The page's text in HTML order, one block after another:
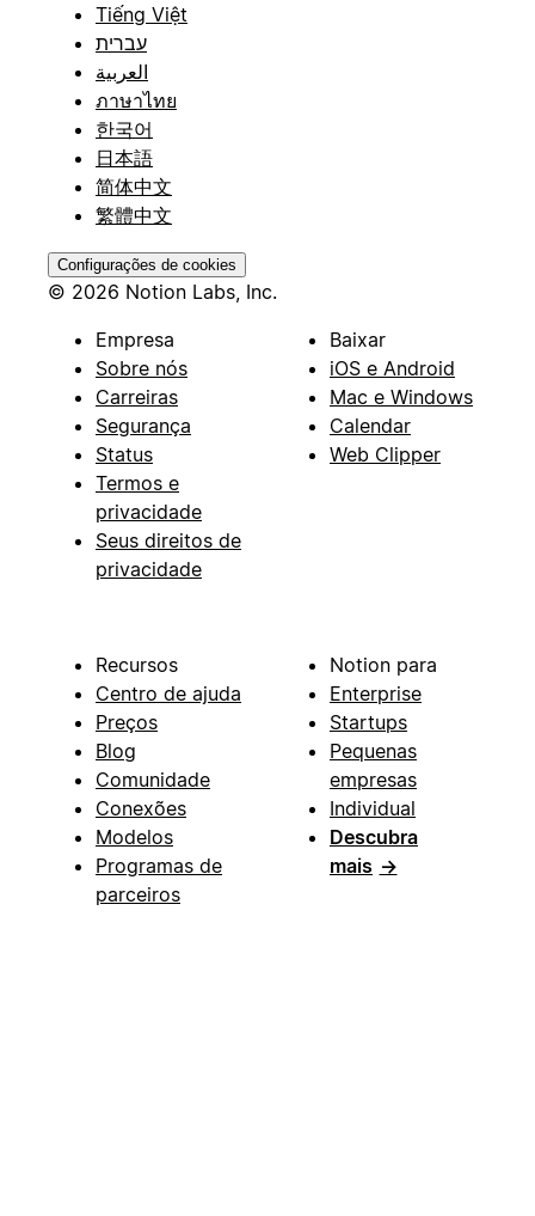
Tiếng Việt
עברית
العربية
ภาษาไทย
한국어
日本語
简体中文
繁體中文
Configurações de cookies
© 2026 Notion Labs, Inc.
Empresa
Sobre nós
Carreiras
Segurança
Status
Termos e
privacidade
Seus direitos de
privacidade
Baixar
iOS e Android
Mac e Windows
Calendar
Web Clipper
Recursos
Centro de ajuda
Preços
Blog
Comunidade
Conexões
Modelos
Programas de
parceiros
Notion para
Enterprise
Startups
Pequenas
empresas
Individual
Descubra
mais →